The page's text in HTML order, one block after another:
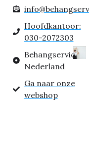
Hoofdkantoor:
030-2072303
Behangservice
Nederland
Ga naar onze
webshop